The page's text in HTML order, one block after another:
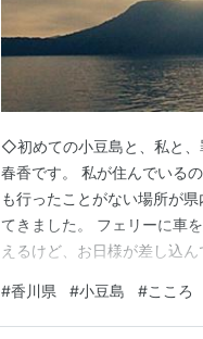
◇初めての小豆島と、私と
春香です。 私が住んでいる
も行ったことがない場所が
てきました。 フェリーに車
えるけど、お日様が差し込
目の前の景色をバックに外
ていた様子が、とても可愛
#香川県 #小豆島 #こころ